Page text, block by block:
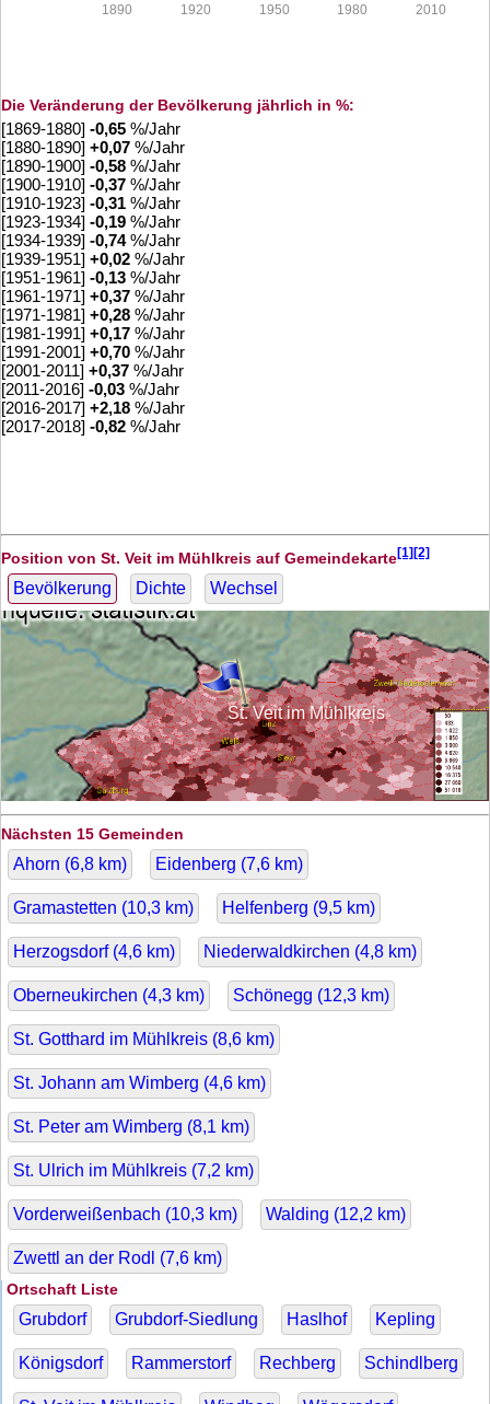
2010
1980
1950
1920
1890
Die Veränderung der Bevölkerung jährlich in %:
[1869-1880] -0,65 %/Jahr
[1880-1890] +0,07 %/Jahr
[1890-1900] -0,58 %/Jahr
[1900-1910] -0,37 %/Jahr
[1910-1923] -0,31 %/Jahr
[1923-1934] -0,19 %/Jahr
[1934-1939] -0,74%/Jahr
[1939-1951] +0,02 %/Jahr
[1951-1961] -0,13 %/Jahr
[1961-1971] +0,37 %/Jahr
[1971-1981] +0,28 %/Jahr
[1981-1991] +0,17 %/Jahr
[1991-2001] +0,70 %/Jahr
[2001-2011] +0,37 %/Jahr
[2011-2016] -0,03 %/Jahr
[2016-2017] +2,18 %/Jahr
[2017-2018] -0,82 %/Jahr
Position von St. Veit im Mühlkreis auf Gemeindekarte[1][2]
Bevölkerung Dichte Wechsel
St. Veit im Mühlkreis
Nächsten 15 Gemeinden
Ahorn (6,8 km) Eidenberg (7,6 km)
Gramastetten (10,3 km) Helfenberg (9,5 km)
Herzogsdorf (4,6 km) Niederwaldkirchen (4,8 km)
Oberneukirchen (4,3 km) Schönegg (12,3 km)
St. Gotthard im Mühlkreis (8,6 km)
St. Johann am Wimberg (4,6 km)
St. Peter am Wimberg (8,1 km)
St. Ulrich im Mühlkreis (7,2 km)
Vorderweißenbach (10,3 km) Walding (12,2 km)
Zwettl an der Rodl (7,6 km)
Ortschaft Liste
Grubdorf Grubdorf-Siedlung Haslhof Kepling
Königsdorf Rammerstorf Rechberg Schindlberg